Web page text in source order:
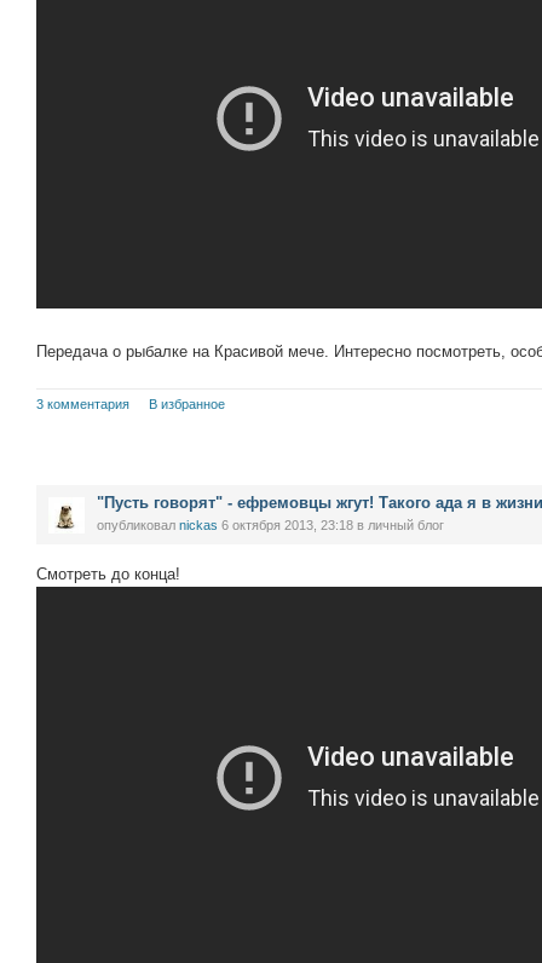
Передача о рыбалке на Красивой мече. Интересно посмотреть,
3 комментария В избранное
"Пусть говорят" - ефремовцы жгут! Такого ада я в
опубликовал nickas 6 октября 2013, 23:18 в личный блог
Смотреть до конца!